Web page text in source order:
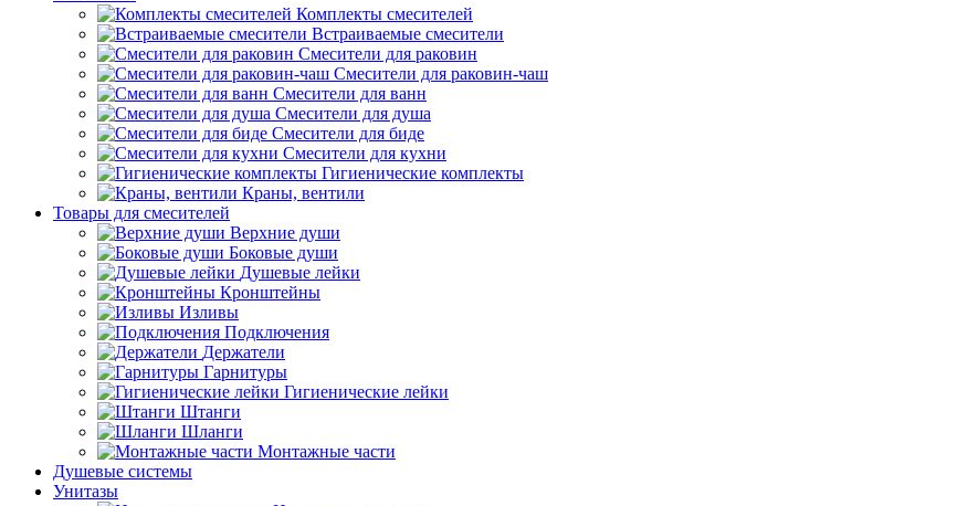
Комплекты смесителей
Встраиваемые смесители
Смесители для раковин
Смесители для раковин-чаш
Смесители для ванн
Смесители для душа
Смесители для биде
Смесители для кухни
Гигиенические комплекты
Краны, вентили
Товары для смесителей
Верхние души
Боковые души
Душевые лейки
Кронштейны
Изливы
Подключения
Держатели
Гарнитуры
Гигиенические лейки
Штанги
Шланги
Монтажные части
Душевые системы
Унитазы